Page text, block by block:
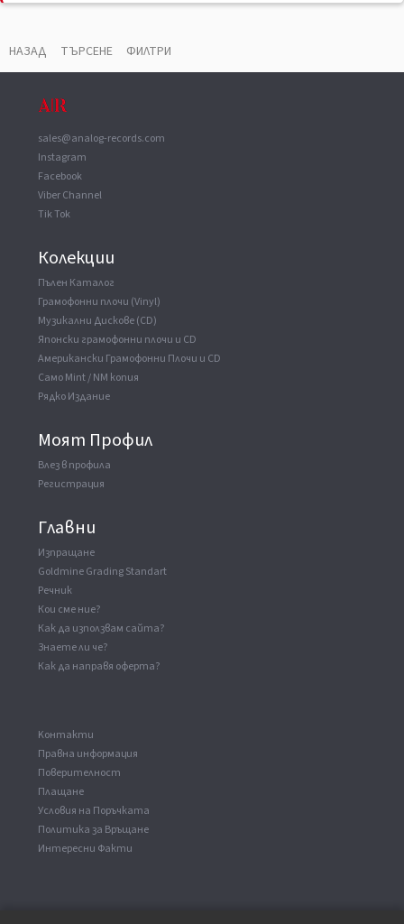
ДОПЪЛНИТЕЛНИ ВИДЕА
Boøwy - BEAT EMOTION [full album] - 2021
ВАУЧЕР
Manufactured By
НАЗАД ТЪРСЕНЕ ФИЛТРИ
sales@analog-records.com
Instagram
Facebook
Viber Channel
Tik Tok
Колекции
Пълен Каталог
Грамофонни плочи (Vinyl)
Музикални Дискове (CD)
Японски грамофонни плочи и CD
Американски Грамофонни Плочи и CD
Само Mint / NM копия
Рядко Издание
Моят Профил
Влез в профила
Регистрация
Главни
Изпращане
Goldmine Grading Standart
Речник
Кои сме ние?
Как да използвам сайта?
Знаете ли че?
Как да направя оферта?
Kонтакти
Правна информация
Поверителност
Плащане
Условия на Поръчката
Политика за Връщане
Интересни Факти